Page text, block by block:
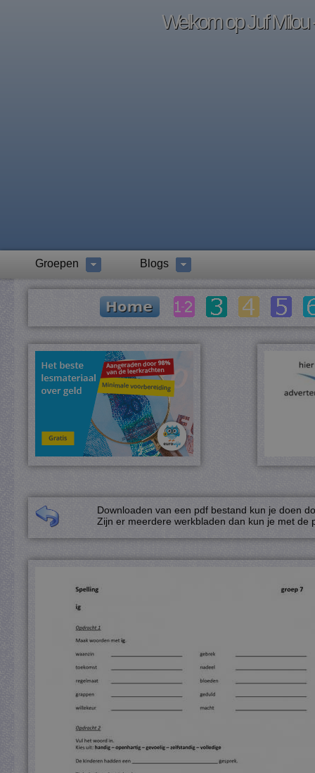
Welkom op Juf Milou
Groepen Blogs
Downloaden van een pdf bestand kun je doen
Zijn er meerdere werkbladen dan kun je met de